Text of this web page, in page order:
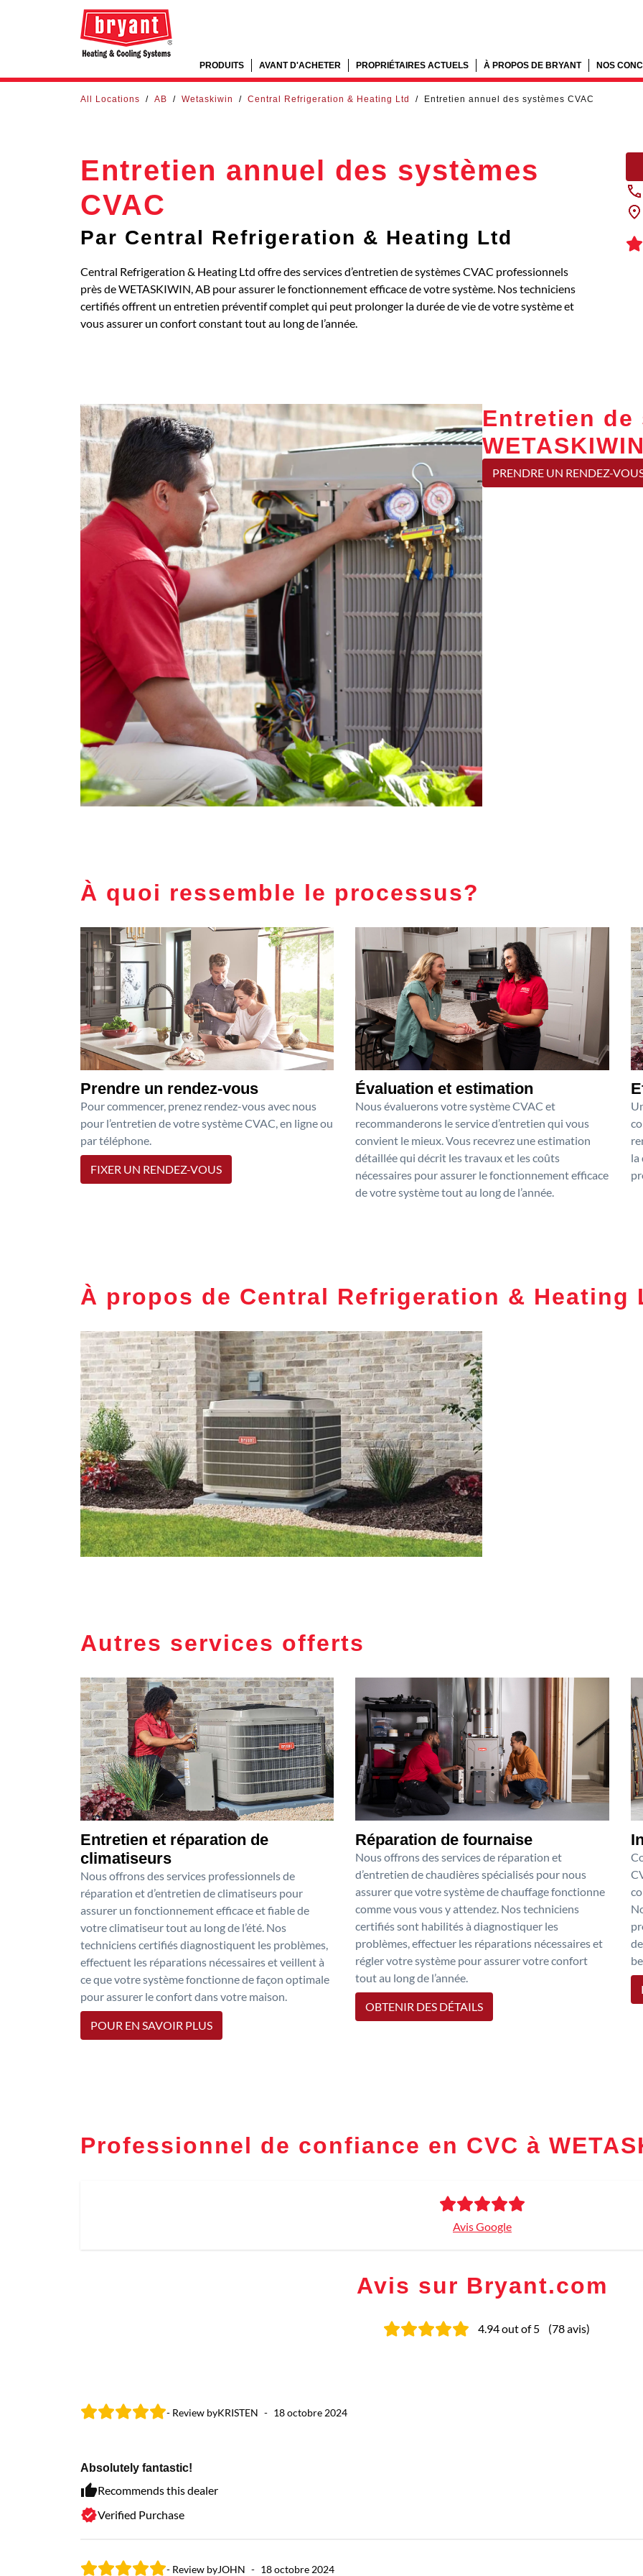
PRODUITS AVANT D'ACHETER PROPRIÉTAIRES ACTUELS À PROPOS DE BRYANT NOS
All Locations / AB / Wetaskiwin / Central Refrigeration & Heating Ltd / Entretien annuel des systèmes CVAC
Entretien annuel des systèmes
CVAC
Par Central Refrigeration & Heating Ltd
Central Refrigeration & Heating Ltd offre des services d’entretien de systèmes CVAC professionnels
près de WETASKIWIN, AB pour assurer le fonctionnement efficace de votre système. Nos techniciens
certifiés offrent un entretien préventif complet qui peut prolonger la durée de vie de votre système et
vous assurer un confort constant tout au long de l’année.
Entretien de
PRENDRE UN RENDEZ-
À quoi ressemble le processus?
Prendre un rendez-vous
Pour commencer, prenez rendez-vous avec nous
pour l’entretien de votre système CVAC, en ligne ou
par téléphone.
FIXER UN RENDEZ-VOUS
Évaluation et estimation
Nous évaluerons votre système CVAC et
recommanderons le service d’entretien qui vous
convient le mieux. Vous recevrez une estimation
détaillée qui décrit les travaux et les coûts
nécessaires pour assurer le fonctionnement efficace
de votre système tout au long de l’année.
la
À propos de Central Refrigeration & Heating
Autres services offerts
Entretien et réparation de
climatiseurs
Nous offrons des services professionnels de
réparation et d’entretien de climatiseurs pour
assurer un fonctionnement efficace et fiable de
votre climatiseur tout au long de l’été. Nos
techniciens certifiés diagnostiquent les problèmes,
effectuent les réparations nécessaires et veillent à
ce que votre système fonctionne de façon optimale
pour assurer le confort dans votre maison.
POUR EN SAVOIR PLUS
Réparation de fournaise
Nous offrons des services de réparation et
d’entretien de chaudières spécialisés pour nous
assurer que votre système de chauffage fonctionne
comme vous vous y attendez. Nos techniciens
certifiés sont habilités à diagnostiquer les
problèmes, effectuer les réparations nécessaires et
régler votre système pour assurer votre confort
tout au long de l’année.
OBTENIR DES DÉTAILS
Professionnel de confiance en CVC à
Avis Google
Avis sur Bryant.com
4.94out of 5 (78avis)
- Review byKRISTEN - 18 octobre 2024
Absolutely fantastic!
Recommends this dealer
Verified Purchase
- Review byJOHN - 18 octobre 2024